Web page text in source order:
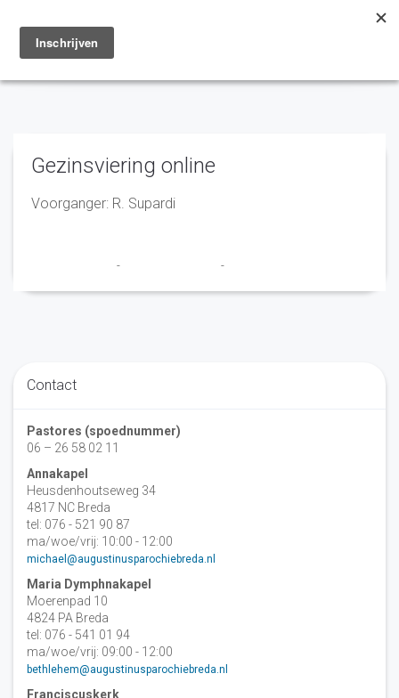
Toggle
navigation
Gezinsviering online
Voorganger: R. Supardi
- -
Contact
Pastores (spoednummer)
06 – 26 58 02 11
Annakapel
Heusdenhoutseweg 34
4817 NC Breda
tel: 076 - 521 90 87
ma/woe/vrij: 10:00 - 12:00
michael@augustinusparochiebreda.nl
Maria Dymphnakapel
Moerenpad 10
4824 PA Breda
tel: 076 - 541 01 94
ma/woe/vrij: 09:00 - 12:00
bethlehem@augustinusparochiebreda.nl
Franciscuskerk